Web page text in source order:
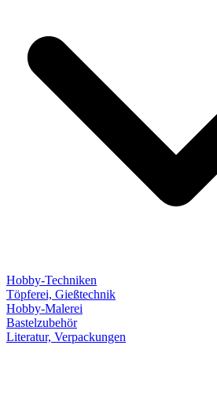
Hobby-Techniken
Töpferei, Gießtechnik
Hobby-Malerei
Bastelzubehör
Literatur, Verpackungen